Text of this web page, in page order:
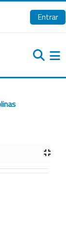
Entrar